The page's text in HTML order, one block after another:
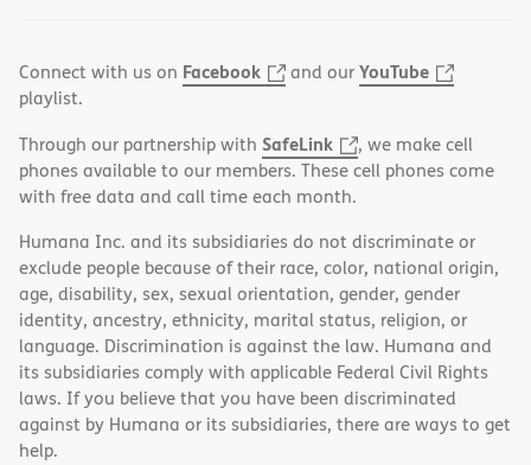
Connect with us on Facebook and ourYouTube
playlist.
Through our partnership with SafeLink
, we make cell
phones available to our members. These cell phones come
with free data and call time each month.
Humana Inc. and its subsidiaries do not discriminate or
exclude people because of their race, color, national origin,
age, disability, sex, sexual orientation, gender, gender
identity, ancestry, ethnicity, marital status, religion, or
language. Discrimination is against the law. Humana and
its subsidiaries comply with applicable Federal Civil Rights
laws. If you believe that you have been discriminated
against by Humana or its subsidiaries, there are ways to get
help.